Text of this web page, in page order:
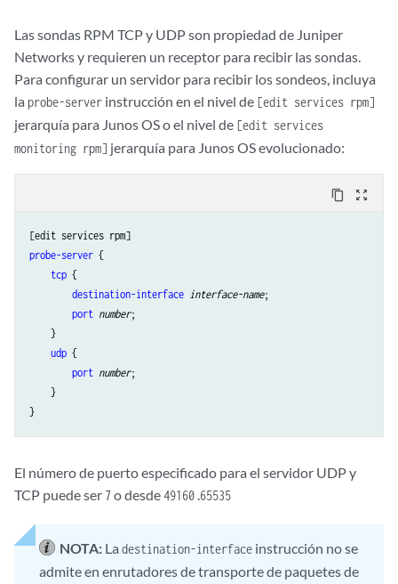
Las sondas RPM TCP y UDP son propiedad de Juniper
Networks y requieren un receptor para recibir las sondas.
Para configurar un servidor para recibir los sondeos, incluya
la probe-server instrucción en el nivel de [edit services rpm]
jerarquía para Junos OS o el nivel de [edit services
monitoring rpm] jerarquía para Junos OS evolucionado:
content_copy zoom_out_map
probe-server {
tcp {
destination-interface interface-name;
port number;
    }
udp {
port number;
    }
El número de puerto especificado para el servidor UDP y
TCP puede ser 7o desde49160 .65535
NOTA: La destination-interface instrucción no se
admite en enrutadores de transporte de paquetes de